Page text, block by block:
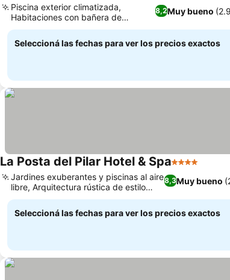
8,2Muy bueno
Piscina exterior climatizada,
Habitaciones con bañera de
hidromasaje privada
Seleccioná las fechas para ver los precios exactos
La Posta del Pilar Hotel & Spa4 Estrellas
8,3Muy bueno
Jardines exuberantes y piscinas al aire
libre, Arquitectura rústica de estilo
campestre
Seleccioná las fechas para ver los precios exactos